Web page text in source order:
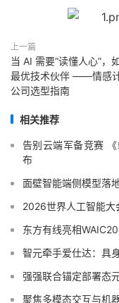
上一篇
当 AI 需要“读懂人心”，
最优技术伙伴 ——情感
公司选型指南
相关推荐
告别云端军备竞赛
布
面壁智能端侧模型落
2026世界人工智能大
东方有线亮相
智元牵手爱仕达：具
强强联合锚定部署态
聚焦多模态交互与机